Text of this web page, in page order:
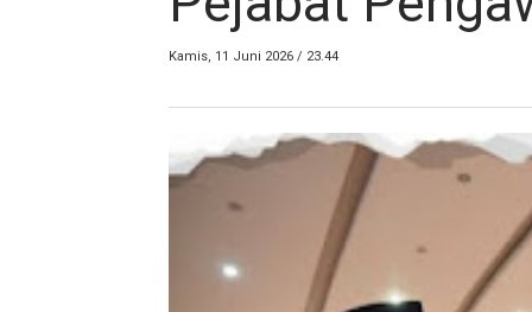
Kamis, 11 Juni 2026 / 23.44